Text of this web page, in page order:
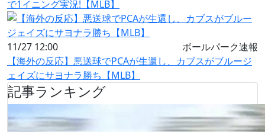
で1イニング実況!【MLB】
11/27 12:00
ボールパーク速報
【海外の反応】悪送球でPCAが生還し、カブスがブルージ
ェイズにサヨナラ勝ち【MLB】
記事ランキング